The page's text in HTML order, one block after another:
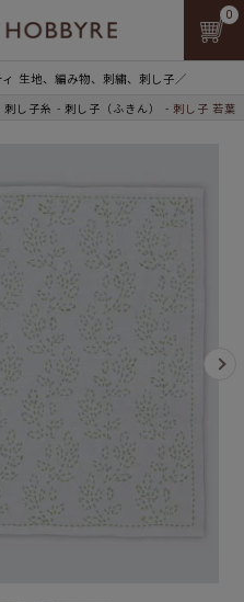
生地、編み物、刺繍、刺し子／
0
し子糸 刺し子（ふきん） 刺し子 若葉